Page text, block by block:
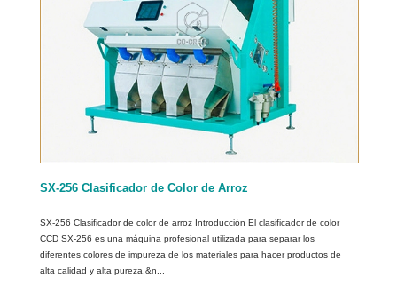
SX-256 Clasificador de Color de Arroz
SX-256 Clasificador de color de arroz Introducción El clasificador de color
CCD SX-256 es una máquina profesional utilizada para separar los
diferentes colores de impureza de los materiales para hacer productos de
alta calidad y alta pureza.&n...